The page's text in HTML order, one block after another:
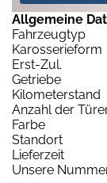
Allgemeine
Fahrzeugtyp
Karosserieform
Erst-Zul.
Getriebe
Kilometerstand
Anzahl der
Farbe
Standort
Lieferzeit
Unsere